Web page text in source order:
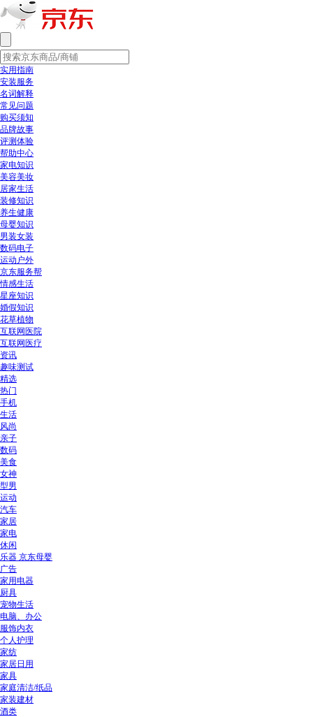
实用指南
安装服务
名词解释
常见问题
购买须知
品牌故事
评测体验
帮助中心
家电知识
美容美妆
居家生活
装修知识
养生健康
母婴知识
男装女装
数码电子
运动户外
京东服务帮
情感生活
星座知识
婚假知识
花草植物
互联网医院
互联网医疗
资讯
趣味测试
精选
热门
手机
生活
风尚
亲子
数码
美食
女神
型男
运动
汽车
家居
家电
休闲
乐器 京东母婴
广告
家用电器
厨具
宠物生活
电脑、办公
服饰内衣
个人护理
家纺
家居日用
家具
家庭清洁/纸品
家装建材
酒类